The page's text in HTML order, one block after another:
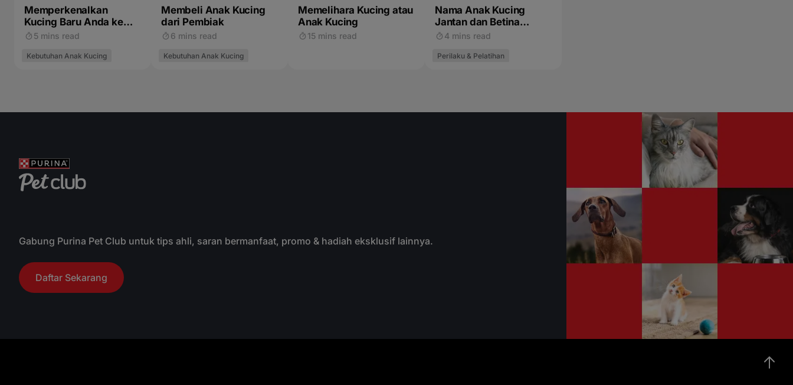
Memperkenalkan
Kucing Baru Anda ke
Hewan Peliharaan
5 mins read
Kebutuhan Anak Kucing
Membeli Anak Kucing
dari Pembiak
6 mins read
Kebutuhan Anak Kucing
Memelihara Kucing atau
Anak Kucing
15 mins read
Nama Anak Kucing
Jantan dan Betina
Terbaik
4 mins read
Perilaku & Pelatihan
Gabung Purina Pet Club untuk tips ahli, saran bermanfaat, promo & hadiah eksklusif lainnya.
Daftar Sekarang